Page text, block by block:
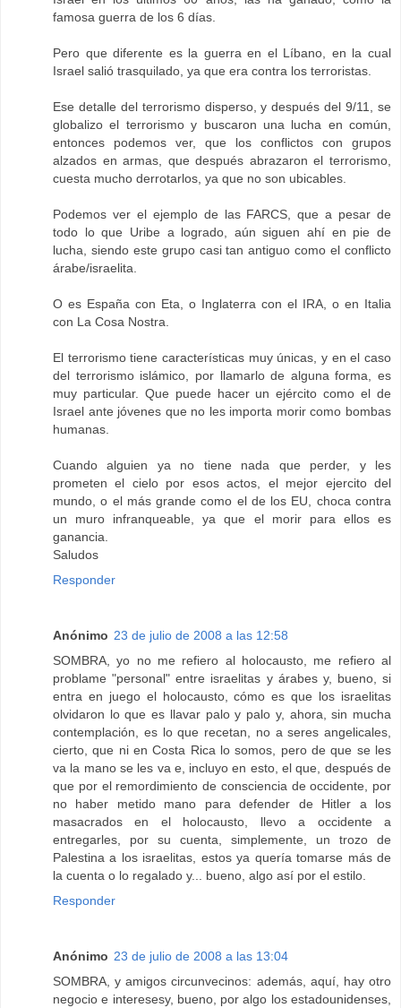
famosa guerra de los 6 días.
Pero que diferente es la guerra en el Líbano, en la cual
Israel salió trasquilado, ya que era contra los terroristas.
Ese detalle del terrorismo disperso, y después del 9/11, se
globalizo el terrorismo y buscaron una lucha en común,
entonces podemos ver, que los conflictos con grupos
alzados en armas, que después abrazaron el terrorismo,
cuesta mucho derrotarlos, ya que no son ubicables.
Podemos ver el ejemplo de las FARCS, que a pesar de
todo lo que Uribe a logrado, aún siguen ahí en pie de
lucha, siendo este grupo casi tan antiguo como el conflicto
árabe/israelita.
O es España con Eta, o Inglaterra con el IRA, o en Italia
con La Cosa Nostra.
El terrorismo tiene características muy únicas, y en el caso
del terrorismo islámico, por llamarlo de alguna forma, es
muy particular. Que puede hacer un ejército como el de
Israel ante jóvenes que no les importa morir como bombas
humanas.
Cuando alguien ya no tiene nada que perder, y les
prometen el cielo por esos actos, el mejor ejercito del
mundo, o el más grande como el de los EU, choca contra
un muro infranqueable, ya que el morir para ellos es
ganancia.
Saludos
Responder
Anónimo 23 de julio de 2008 a las 12:58
SOMBRA, yo no me refiero al holocausto, me refiero al
problame "personal" entre israelitas y árabes y, bueno, si
entra en juego el holocausto, cómo es que los israelitas
olvidaron lo que es llavar palo y palo y, ahora, sin mucha
contemplación, es lo que recetan, no a seres angelicales,
cierto, que ni en Costa Rica lo somos, pero de que se les
va la mano se les va e, incluyo en esto, el que, después de
que por el remordimiento de consciencia de occidente, por
no haber metido mano para defender de Hitler a los
masacrados en el holocausto, llevo a occidente a
entregarles, por su cuenta, simplemente, un trozo de
Palestina a los israelitas, estos ya quería tomarse más de
la cuenta o lo regalado y... bueno, algo así por el estilo.
Responder
Anónimo 23 de julio de 2008 a las 13:04
SOMBRA, y amigos circunvecinos: además, aquí, hay otro
negocio e interesesy, bueno, por algo los estadounidenses,